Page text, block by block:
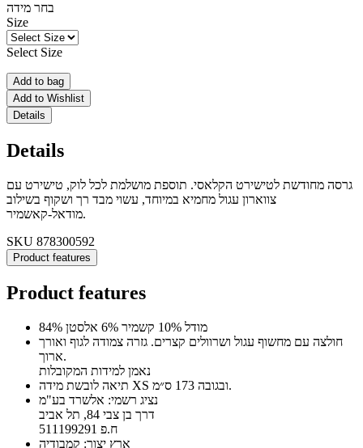
בחר מידה
Size
Select Size
Add to bag
Add to Wishlist
Details
Details
גרסה מחודשת לטישירט הקלאסי. תוספת מושלמת לכל לוק, טישירט עם
צווארון עגול מחמיא במיוחד, עשוי מבד רך ושקוף בשילוב
מודאל-קאשמיר.
SKU 878300592
Product features
Product features
84% מודל 10% קשמיר 6% אלסטן
חולצה עם מחשוף עגול ושרוולים קצרים. גזרה צמודה לגוף ואורך
ארוך.
נאמן למידות המקובלות
תיאה לובשת מידה XS ובגובה 173 ס״מ.
נציג רשמי: אלשרד בע"מ
דרך בן צבי 84, תל אביב
ח.פ 511199291
ארץ יצור: קמבודיה